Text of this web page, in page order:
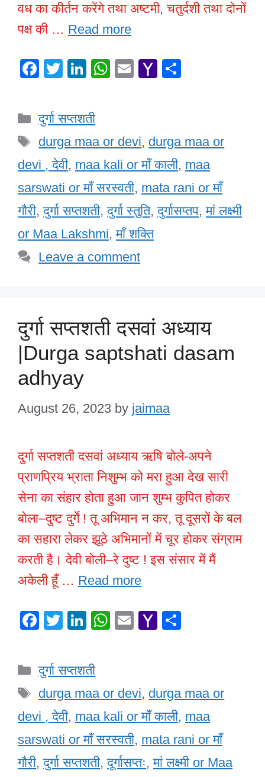
वध का कीर्तन करेंगे तथा अष्टमी, चतुर्दशी तथा दोनों
पक्ष की … Read more
F
e
b
o
o
k
T
er
Li
k
e
dI
n
W
A
p
p
E
Y
o
M
ail
Categories
दुर्गा सप्तशती
Tags
durga maa or devi, durga maa or
devi , देवी, maa kali or माँ काली, maa
sarswati or माँ सरस्वती, mata rani or माँ
गौरी,दुर्गा सप्तशती,दुर्गा स्तुति,दुर्गासप्तप,मां लक्ष्मी
or Maa Lakshmi,माँ शक्ति
Leave a comment
दुर्गा सप्तशती दसवां अध्याय
|Durga saptshati dasam
adhyay
August 26, 2023 by jaimaa
दुर्गा सप्तशती दसवां अध्याय ऋषि बोले-अपने
प्राणप्रिय भ्राता निशुम्भ को मरा हुआ देख सारी
सेना का संहार होता हुआ जान शुम्भ कुपित होकर
बोला–दुष्ट दुर्गे ! तू अभिमान न कर, तू दूसरों के बल
का सहारा लेकर झूठे अभिमानों में चूर होकर संग्राम
करती है। देवी बोली–रे दुष्ट ! इस संसार में मैं
अकेली हूँ … Read more
F
e
b
o
o
k
T
er
Li
k
e
dI
n
W
A
p
p
E
Y
o
M
ail
Categories
दुर्गा सप्तशती
Tags
durga maa or devi, durga maa or
devi , देवी, maa kali or माँ काली, maa
sarswati or माँ सरस्वती, mata rani or माँ
गौरी,दुर्गा सप्तशती,दूर्गासप्तः,मां लक्ष्मी or Maa